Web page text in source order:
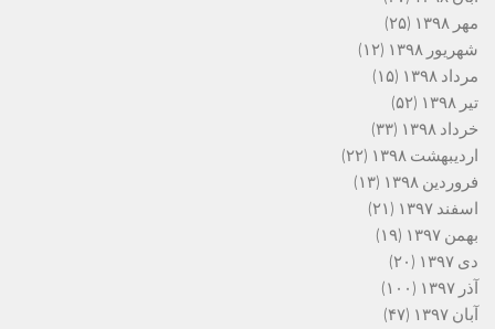
مهر ۱۳۹۸
(۲۵)
شهریور ۱۳۹۸
(۱۲)
مرداد ۱۳۹۸
(۱۵)
تیر ۱۳۹۸
(۵۲)
خرداد ۱۳۹۸
(۳۳)
اردیبهشت ۱۳۹۸
(۲۲)
فروردین ۱۳۹۸
(۱۳)
اسفند ۱۳۹۷
(۲۱)
بهمن ۱۳۹۷
(۱۹)
دی ۱۳۹۷
(۲۰)
آذر ۱۳۹۷
(۱۰۰)
آبان ۱۳۹۷
(۴۷)